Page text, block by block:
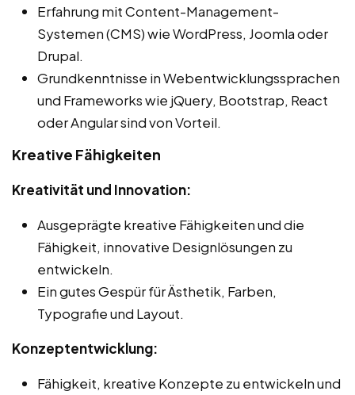
Erfahrung mit Content-Management-
Systemen (CMS) wie WordPress, Joomla oder
Drupal.
Grundkenntnisse in Webentwicklungssprachen
und Frameworks wie jQuery, Bootstrap, React
oder Angular sind von Vorteil.
Kreative Fähigkeiten
Kreativität und Innovation:
Ausgeprägte kreative Fähigkeiten und die
Fähigkeit, innovative Designlösungen zu
entwickeln.
Ein gutes Gespür für Ästhetik, Farben,
Typografie und Layout.
Konzeptentwicklung:
Fähigkeit, kreative Konzepte zu entwickeln und